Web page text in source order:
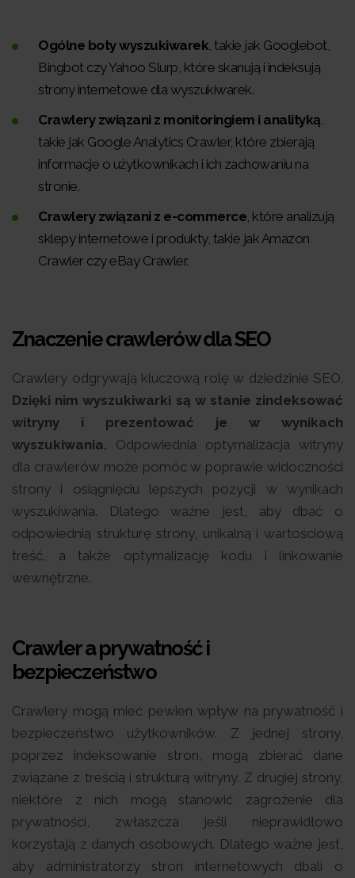
Ogólne boty wyszukiwarek , takie jak Googlebot,
Bingbot czy Yahoo Slurp, które skanują i indeksują
strony internetowe dla wyszukiwarek.
Crawlery związani z monitoringiem i analityką
takie jak Google Analytics Crawler, które zbierają
informacje o użytkownikach i ich zachowaniu na
stronie.
Crawlery związani z e-commerce , które analizują
sklepy internetowe i produkty, takie jak Amazon
Crawler czy eBay Crawler.
Znaczenie crawlerów dla SEO
Crawlery odgrywają kluczową rolę w dziedzinie SEO.
Dzięki nim wyszukiwarki są w stanie zindeksować
witryny i prezentować je w wynikach
wyszukiwania. Odpowiednia optymalizacja witryny
dla crawlerów może pomóc w poprawie widoczności
strony i osiągnięciu lepszych pozycji w wynikach
wyszukiwania. Dlatego ważne jest, aby dbać o
odpowiednią strukturę strony, unikalną i wartościową
treść, a także optymalizację kodu i linkowanie
wewnętrzne.
Crawler a prywatność i
bezpieczeństwo
Crawlery mogą mieć pewien wpływ na prywatność i
bezpieczeństwo użytkowników. Z jednej strony,
poprzez indeksowanie stron, mogą zbierać dane
związane z treścią i strukturą witryny. Z drugiej strony,
niektóre z nich mogą stanowić zagrożenie dla
prywatności, zwłaszcza jeśli nieprawidłowo
korzystają z danych osobowych. Dlatego ważne jest,
aby administratorzy stron internetowych dbali o